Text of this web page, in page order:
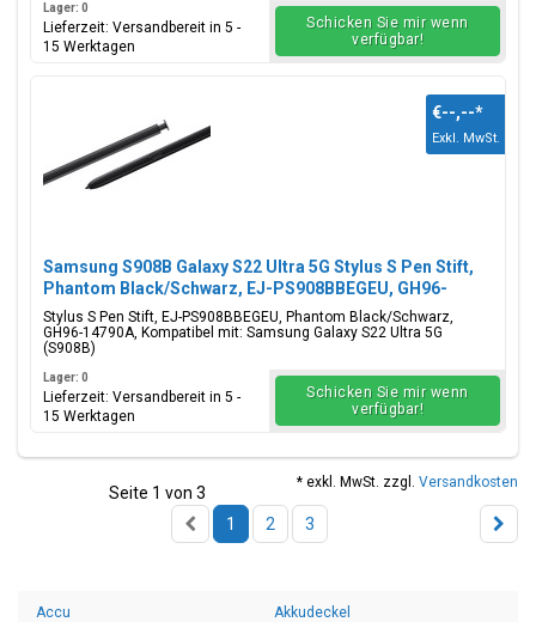
Lager: 0
Lieferzeit: Versandbereit in 5 -
15 Werktagen
Schicken Sie mir wenn
verfügbar!
Samsung S908B Galaxy S22 Ultra 5G Stylus S Pen Stift,
Phantom Black/Schwarz, EJ-PS908BBEGEU, GH96-
14790A
Stylus S Pen Stift, EJ-PS908BBEGEU, Phantom Black/Schwarz,
GH96-14790A, Kompatibel mit: Samsung Galaxy S22 Ultra 5G
(S908B)
€--,--*
Exkl. MwSt.
Lager: 0
Lieferzeit: Versandbereit in 5 -
15 Werktagen
Schicken Sie mir wenn
verfügbar!
* exkl. MwSt. zzgl. Versandkosten
Seite 1 von 3
1
2 3
Accu
Akkudeckel